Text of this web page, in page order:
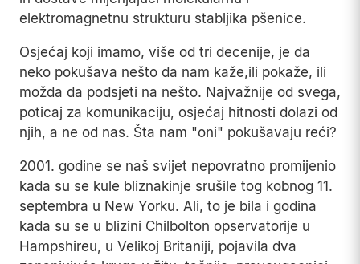
elektromagnetnu strukturu stabljika pšenice.
Osjećaj koji imamo, više od tri decenije, je da
neko pokušava nešto da nam kaže,ili pokaže, ili
možda da podsjeti na nešto. Najvažnije od svega,
poticaj za komunikaciju, osjećaj hitnosti dolazi od
njih, a ne od nas. Šta nam "oni" pokušavaju reći?
2001. godine se naš svijet nepovratno promijenio
kada su se kule bliznakinje srušile tog kobnog 11.
septembra u New Yorku. Ali, to je bila i godina
kada su se u blizini Chilbolton opservatorije u
Hampshireu, u Velikoj Britaniji, pojavila dva